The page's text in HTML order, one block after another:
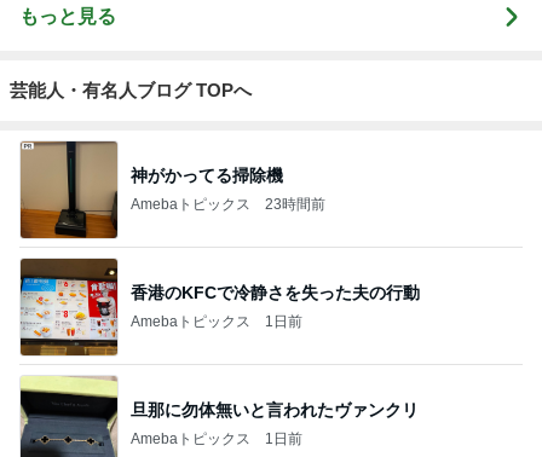
もっと見る
芸能人・有名人ブログ TOPへ
神がかってる掃除機
Amebaトピックス 23時間前
香港のKFCで冷静さを失った夫の行動
Amebaトピックス 1日前
旦那に勿体無いと言われたヴァンクリ
Amebaトピックス 1日前